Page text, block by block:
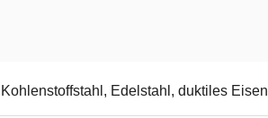
Kohlenstoffstahl, Edelstahl, duktiles Eisen